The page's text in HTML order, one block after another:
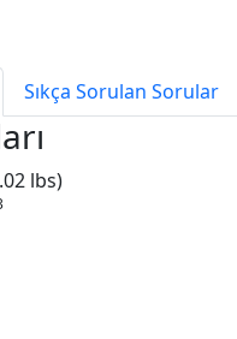
Sıkça Sorulan Sorular
lbs)